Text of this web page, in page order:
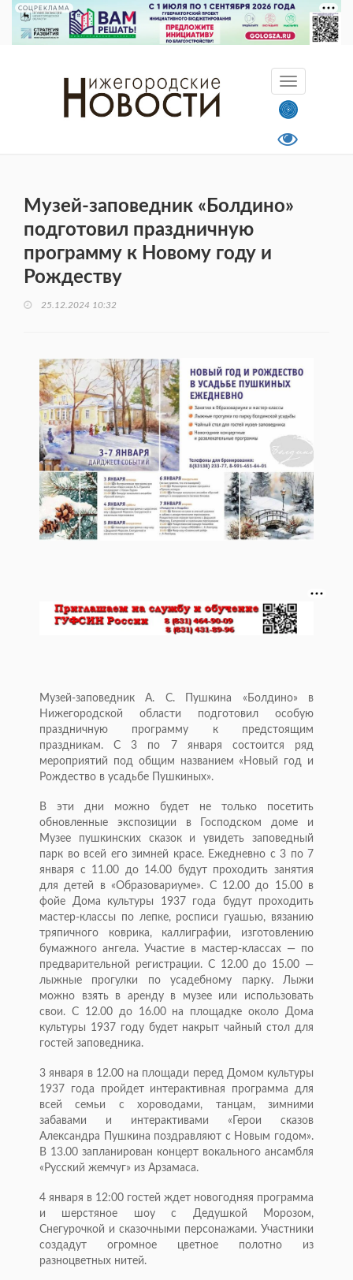
СОЦРЕКЛАМА
Музей-заповедник «Болдино»
подготовил праздничную
программу к Новому году и
Рождеству
25.12.2024 10:32
Музей-заповедник А. С. Пушкина «Болдино» в
Нижегородской области подготовил особую
праздничную программу к предстоящим
праздникам. С 3 по 7 января состоится ряд
мероприятий под общим названием «Новый год и
Рождество в усадьбе Пушкиных».
В эти дни можно будет не только посетить
обновленные экспозиции в Господском доме и
Музее пушкинских сказок и увидеть заповедный
парк во всей его зимней красе. Ежедневно с 3 по 7
января с 11.00 до 14.00 будут проходить занятия
для детей в «Образовариуме». С 12.00 до 15.00 в
фойе Дома культуры 1937 года будут проходить
мастер-классы по лепке, росписи гуашью, вязанию
тряпичного коврика, каллиграфии, изготовлению
бумажного ангела. Участие в мастер-классах — по
предварительной регистрации. С 12.00 до 15.00 —
лыжные прогулки по усадебному парку. Лыжи
можно взять в аренду в музее или использовать
свои. С 12.00 до 16.00 на площадке около Дома
культуры 1937 году будет накрыт чайный стол для
гостей заповедника.
3 января в 12.00 на площади перед Домом культуры
1937 года пройдет интерактивная программа для
всей семьи с хороводами, танцам, зимними
забавами и интерактивами «Герои сказов
Александра Пушкина поздравляют с Новым годом».
В 13.00 запланирован концерт вокального ансамбля
«Русский жемчуг» из Арзамаса.
4 января в 12:00 гостей ждет новогодняя программа
и шерстяное шоу с Дедушкой Морозом,
Снегурочкой и сказочными персонажами. Участники
создадут огромное цветное полотно из
разноцветных нитей.